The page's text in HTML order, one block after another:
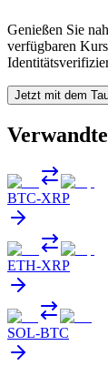
Genießen Sie
verfügbaren
Jetzt mit dem
BTC-XRP
ETH-XRP
SOL-BTC